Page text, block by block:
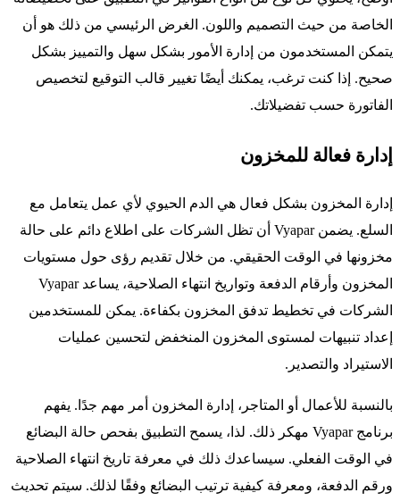
الخاصة من حيث التصميم واللون. الغرض الرئيسي من ذلك هو أن
يتمكن المستخدمون من إدارة الأمور بشكل سهل والتمييز بشكل
صحيح. إذا كنت ترغب، يمكنك أيضًا تغيير قالب التوقيع لتخصيص
الفاتورة حسب تفضيلاتك.
إدارة فعالة للمخزون
إدارة المخزون بشكل فعال هي الدم الحيوي لأي عمل يتعامل مع
السلع. يضمن Vyapar أن تظل الشركات على اطلاع دائم على حالة
مخزونها في الوقت الحقيقي. من خلال تقديم رؤى حول مستويات
المخزون وأرقام الدفعة وتواريخ انتهاء الصلاحية، يساعد Vyapar
الشركات في تخطيط تدفق المخزون بكفاءة. يمكن للمستخدمين
إعداد تنبيهات لمستوى المخزون المنخفض لتحسين عمليات
الاستيراد والتصدير.
بالنسبة للأعمال أو المتاجر، إدارة المخزون أمر مهم جدًا. يفهم
برنامج Vyapar مهكر ذلك. لذا، يسمح التطبيق بفحص حالة البضائع
في الوقت الفعلي. سيساعدك ذلك في معرفة تاريخ انتهاء الصلاحية
ورقم الدفعة، ومعرفة كيفية ترتيب البضائع وفقًا لذلك. سيتم تحديث